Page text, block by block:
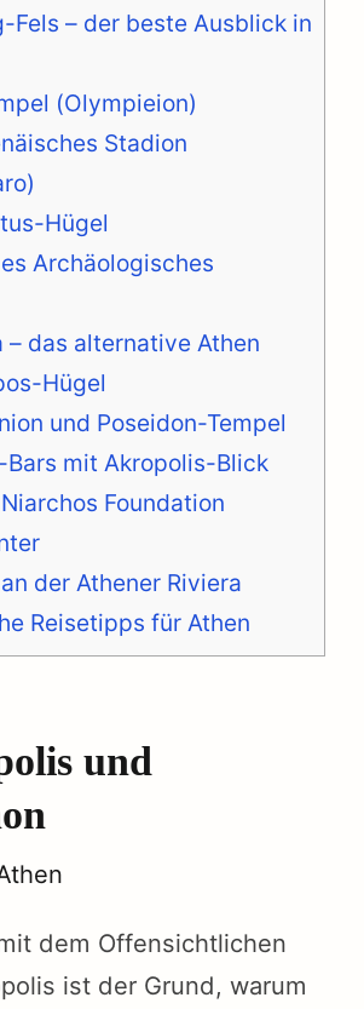
Fels – der beste Ausblick in
(Olympieion)
Stadion
Hügel
Archäologisches
– das alternative Athen
Hügel
und Poseidon-Tempel
Bars mit Akropolis-Blick
Foundation
der Athener Riviera
Reisetipps für Athen
und
dem Offensichtlichen
ist der Grund, warum